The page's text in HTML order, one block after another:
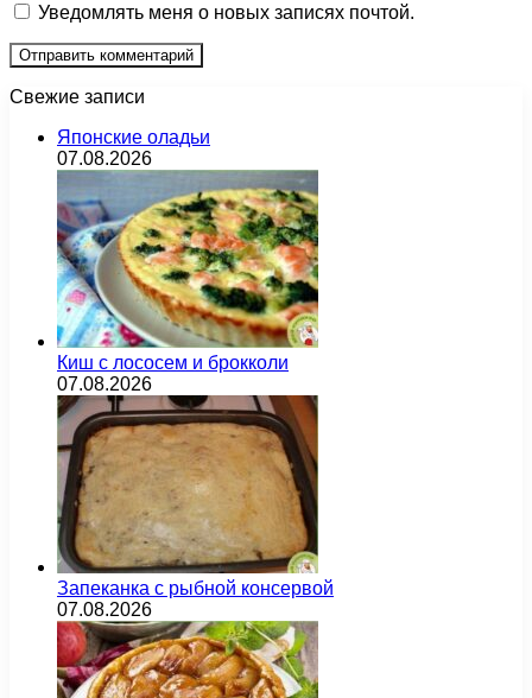
Уведомлять меня о новых записях почтой.
Свежие записи
Японские оладьи
07.08.2026
Киш с лососем и брокколи
07.08.2026
Запеканка с рыбной консервой
07.08.2026